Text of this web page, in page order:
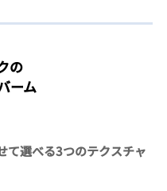
の
ーム
て選べる3つのテクスチャ